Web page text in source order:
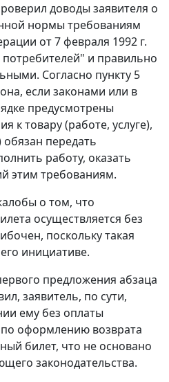
доводы заявителя о
нормы требованиям
от 7 февраля 1992 г.
и правильно
Согласно пункту 5
если законами или в
предусмотрены
к товару (работе, услуге),
передать
работу, оказать
этим требованиям.
о том, что
осуществляется без
поскольку такая
инициативе.
предложения абзаца
заявитель, по сути,
ему без оплаты
оформлению возврата
билет, что не основано
законодательства.